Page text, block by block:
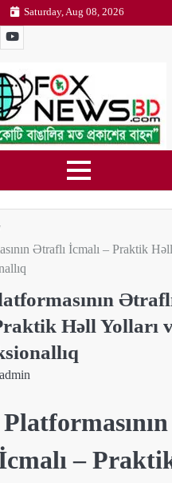
Saturday, Aug 08, 2026
YouTube
Ətraflı İcmalı – Praktik
Həll Yolları
admin
–